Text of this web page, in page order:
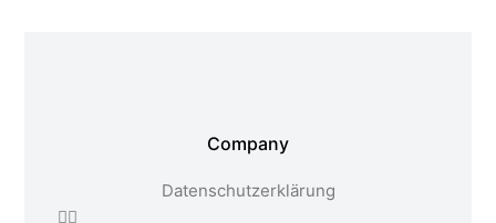
Company
Datenschutzerklärung